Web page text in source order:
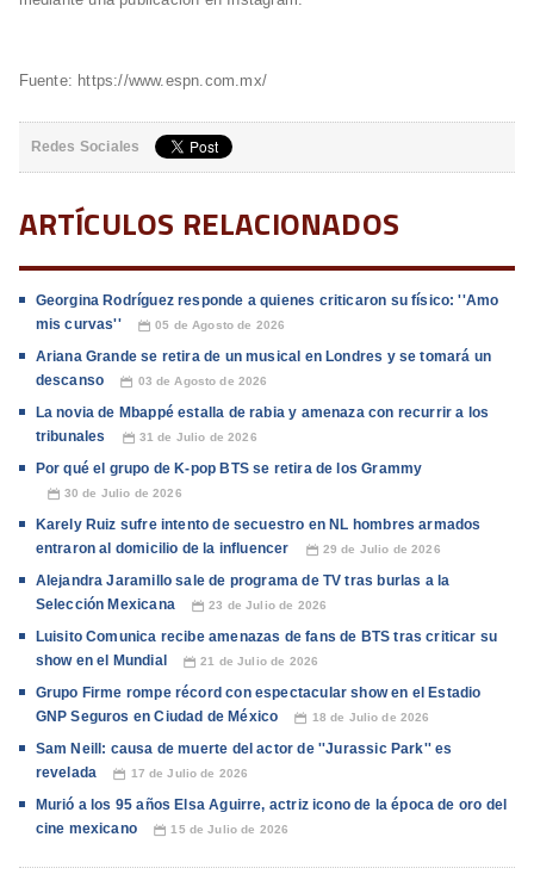
Fuente: https://www.espn.com.mx/
Redes Sociales
ARTÍCULOS RELACIONADOS
Georgina Rodríguez responde a quienes criticaron su físico: ''Amo
mis curvas''
📅 05 de Agosto de 2026
Ariana Grande se retira de un musical en Londres y se tomará un
descanso
📅 03 de Agosto de 2026
La novia de Mbappé estalla de rabia y amenaza con recurrir a los
tribunales
📅 31 de Julio de 2026
Por qué el grupo de K-pop BTS se retira de los Grammy
📅 30 de Julio de 2026
Karely Ruiz sufre intento de secuestro en NL hombres armados
entraron al domicilio de la influencer
📅 29 de Julio de 2026
Alejandra Jaramillo sale de programa de TV tras burlas a la
Selección Mexicana
📅 23 de Julio de 2026
Luisito Comunica recibe amenazas de fans de BTS tras criticar su
show en el Mundial
📅 21 de Julio de 2026
Grupo Firme rompe récord con espectacular show en el Estadio
GNP Seguros en Ciudad de México
📅 18 de Julio de 2026
Sam Neill: causa de muerte del actor de ''Jurassic Park'' es
revelada
📅 17 de Julio de 2026
Murió a los 95 años Elsa Aguirre, actriz icono de la época de oro del
cine mexicano
📅 15 de Julio de 2026